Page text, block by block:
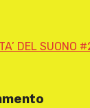
DEL SUONO